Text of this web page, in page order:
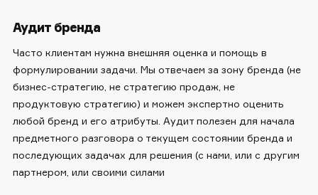
Аудит бренда
Часто клиентам нужна внешняя оценка и помощь в
формулировании задачи. Мы отвечаем за зону бренда (не
бизнес-стратегию, не стратегию продаж, не
продуктовую стратегию) и можем экспертно оценить
любой бренд и его атрибуты. Аудит полезен для начала
предметного разговора о текущем состоянии бренда и
последующих задачах для решения (с нами, или с другим
партнером, или своими силами